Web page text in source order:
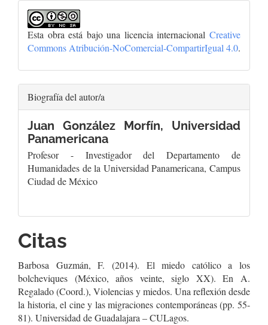
Esta obra está bajo una licencia internacional Creative
Commons Atribución-NoComercial-CompartirIgual 4.0.
Biografía del autor/a
Juan González Morfín, Universidad
Panamericana
Profesor - Investigador del Departamento de
Humanidades de la Universidad Panamericana, Campus
Ciudad de México
Citas
Barbosa Guzmán, F. (2014). El miedo católico a los
bolcheviques (México, años veinte, siglo XX). En A.
Regalado (Coord.), Violencias y miedos. Una reflexión desde
la historia, el cine y las migraciones contemporáneas (pp. 55-
81). Universidad de Guadalajara – CULagos.